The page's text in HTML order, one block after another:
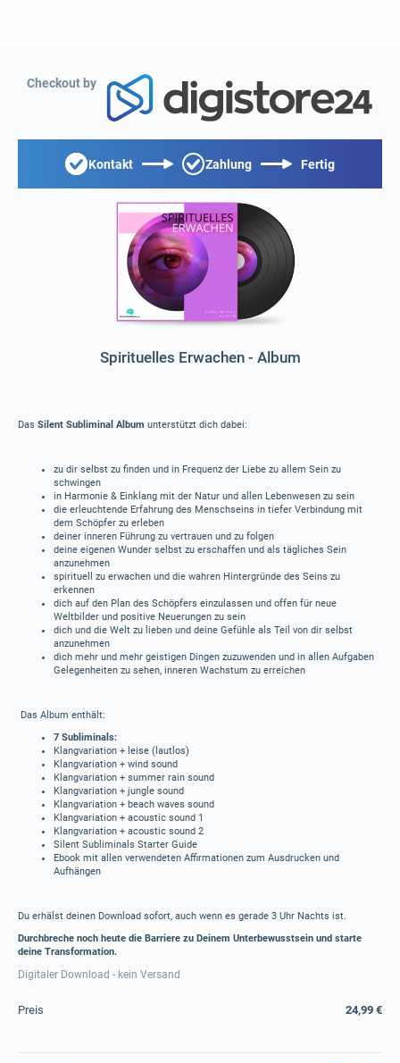
Checkout by
Kontakt Zahlung Fertig
Spirituelles Erwachen - Album
Das Silent Subliminal Album unterstützt dich dabei:
zu dir selbst zu finden und in Frequenz der Liebe zu allem Sein zu
schwingen
in Harmonie & Einklang mit der Natur und allen Lebenwesen zu sein
die erleuchtende Erfahrung des Menschseins in tiefer Verbindung mit
dem Schöpfer zu erleben
deiner inneren Führung zu vertrauen und zu folgen
deine eigenen Wunder selbst zu erschaffen und als tägliches Sein
anzunehmen
spirituell zu erwachen und die wahren Hintergründe des Seins zu
erkennen
dich auf den Plan des Schöpfers einzulassen und offen für neue
Weltbilder und positive Neuerungen zu sein
dich und die Welt zu lieben und deine Gefühle als Teil von dir selbst
anzunehmen
dich mehr und mehr geistigen Dingen zuzuwenden und in allen Aufgaben
Gelegenheiten zu sehen, inneren Wachstum zu erreichen
Das Album enthält:
7 Subliminals:
Klangvariation + leise (lautlos)
Klangvariation + wind sound
Klangvariation + summer rain sound
Klangvariation + jungle sound
Klangvariation + beach waves sound
Klangvariation + acoustic sound 1
Klangvariation + acoustic sound 2
Silent Subliminals Starter Guide
Ebook mit allen verwendeten Affirmationen zum Ausdrucken und
Aufhängen
Du erhälst deinen Download sofort, auch wenn es gerade 3 Uhr Nachts ist.
Durchbreche noch heute die Barriere zu Deinem Unterbewusstsein und starte
deine Transformation.
Digitaler Download - kein Versand
Preis 24,99 €